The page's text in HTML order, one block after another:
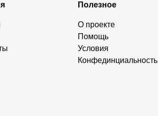
Полезное
О проекте
Помощь
Условия
Конфединциальность